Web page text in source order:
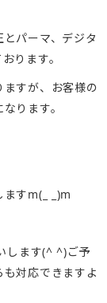
パーマ、デジタ
ります。
すが、お客様の
ります。
すm(_ _)m
します(^ ^)ご予
対応できますよ